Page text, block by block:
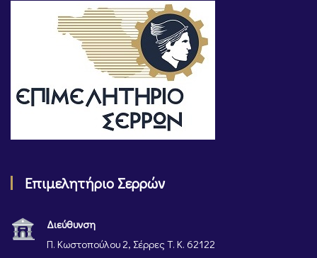
Επιμελητήριο Σερρών
Διεύθυνση
Π. Κωστοπούλου 2, Σέρρες Τ. Κ. 62122